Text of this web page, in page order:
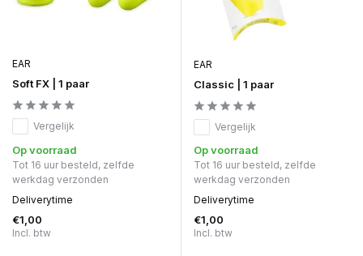
EAR
Soft FX | 1 paar
Vergelijk
Op voorraad
Tot 16 uur besteld, zelfde
werkdag verzonden
Deliverytime
€1,00
Incl. btw
EAR
Classic | 1 paar
Vergelijk
Op voorraad
Tot 16 uur besteld, zelfde
werkdag verzonden
Deliverytime
€1,00
Incl. btw